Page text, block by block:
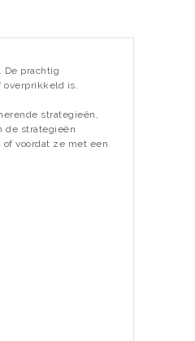
prachtig
is.
strategieën,
de strategieën
voordat ze met een